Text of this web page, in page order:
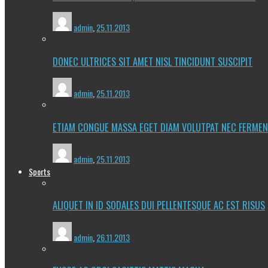
admin,25.11.2013
DONEC ULTRICES SIT AMET NISL TINCIDUNT SUSCIPIT
admin 25.11.2013
ETIAM CONGUE MASSA EGET DIAM VOLUTPAT NEC
admin 25.11.2013
Sports
ALIQUET IN ID SODALES DUI PELLENTESQUE AC EST RISUS
admin 26.11.2013